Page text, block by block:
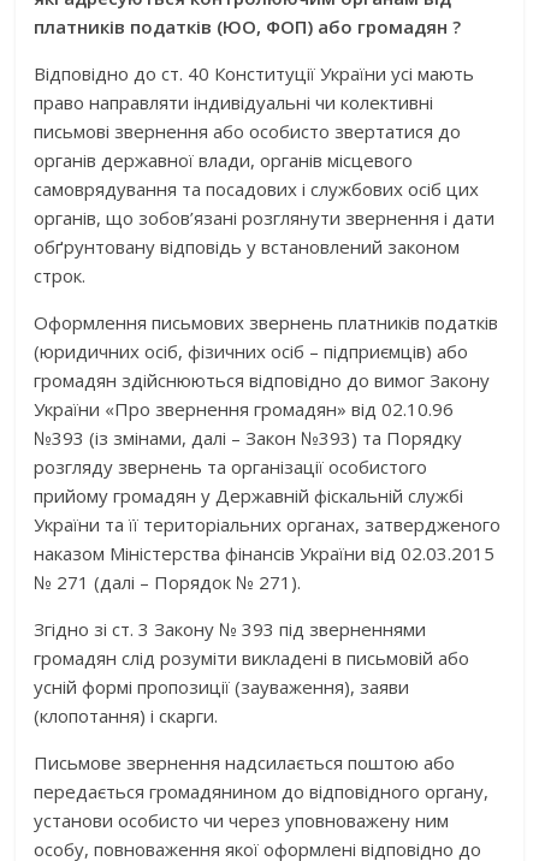
платників податків (ЮО, ФОП) або громадян ?
Відповідно до ст. 40 Конституції України усі мають
право направляти індивідуальні чи колективні
письмові звернення або особисто звертатися до
органів державної влади, органів місцевого
самоврядування та посадових і службових осіб цих
органів, що зобов’язані розглянути звернення і дати
обґрунтовану відповідь у встановлений законом
строк.
Оформлення письмових звернень платників податків
(юридичних осіб, фізичних осіб – підприємців) або
громадян здійснюються відповідно до вимог Закону
України «Про звернення громадян» від 02.10.96
№393 (із змінами, далі – Закон №393) та Порядку
розгляду звернень та організації особистого
прийому громадян у Державній фіскальній службі
України та її територіальних органах, затвердженого
наказом Міністерства фінансів України від 02.03.2015
№ 271 (далі – Порядок № 271).
Згідно зі ст. 3 Закону № 393 під зверненнями
громадян слід розуміти викладені в письмовій або
усній формі пропозиції (зауваження), заяви
(клопотання) і скарги.
Письмове звернення надсилається поштою або
передається громадянином до відповідного органу,
установи особисто чи через уповноважену ним
особу, повноваження якої оформлені відповідно до